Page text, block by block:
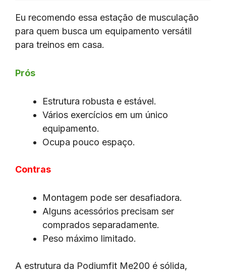
Eu recomendo essa estação de musculação
para quem busca um equipamento versátil
para treinos em casa.
Prós
Estrutura robusta e estável.
Vários exercícios em um único
equipamento.
Ocupa pouco espaço.
Contras
Montagem pode ser desafiadora.
Alguns acessórios precisam ser
comprados separadamente.
Peso máximo limitado.
A estrutura da Podiumfit Me200 é sólida,